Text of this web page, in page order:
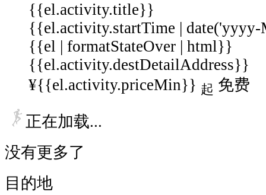
{{el.activity.title}}
{{el.activity.startTime |
{{el | formatStateOver | html}}
{{el.activity.destDetailAddress}}
¥{{el.activity.priceMin}} 起 免费
正在加载...
没有更多了
目的地